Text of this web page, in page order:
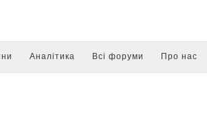
Аналітика Всі форуми Про нас